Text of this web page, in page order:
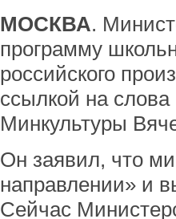
МОСКВА.
программу
российского
ссылкой на
Минкультуры
Он заявил, что
направлении» и
Сейчас